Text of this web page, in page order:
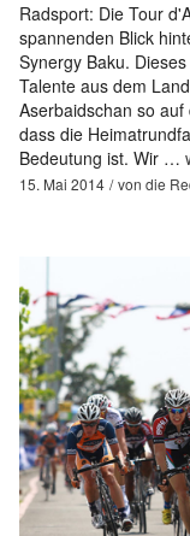
Radsport: Die Tour
spannenden Blick
Synergy Baku.
Talente aus dem
Aserbaidschan so
dass die
Bedeutung ist. Wir …
15. Mai 2014 von die